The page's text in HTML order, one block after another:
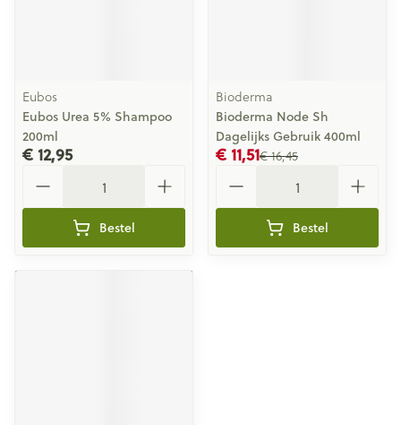
Eubos
Eubos Urea 5% Shampoo
200ml
€ 12,95
Bestel
Bioderma
Bioderma Node Sh
Dagelijks Gebruik 400ml
€ 16,45
€ 11,51
Bestel